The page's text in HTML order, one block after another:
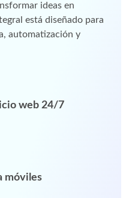
ideas en
está diseñado para
automatización y
web 24/7
móviles